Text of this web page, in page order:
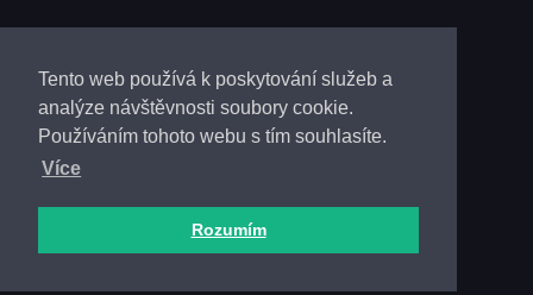
Tento web používá k poskytování služeb a
analýze návštěvnosti soubory cookie.
Používáním tohoto webu s tím souhlasíte.
Více
Rozumím